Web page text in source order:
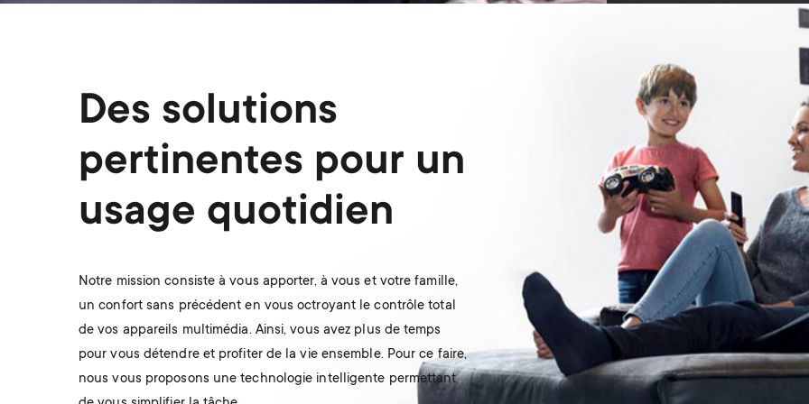
Des solutions
pertinentes pour un
usage quotidien
Notre mission consiste à vous apporter, à vous et votre famille,
un confort sans précédent en vous octroyant le contrôle total
de vos appareils multimédia. Ainsi, vous avez plus de temps
pour vous détendre et profiter de la vie ensemble. Pour ce faire,
nous vous proposons une technologie intelligente permettant